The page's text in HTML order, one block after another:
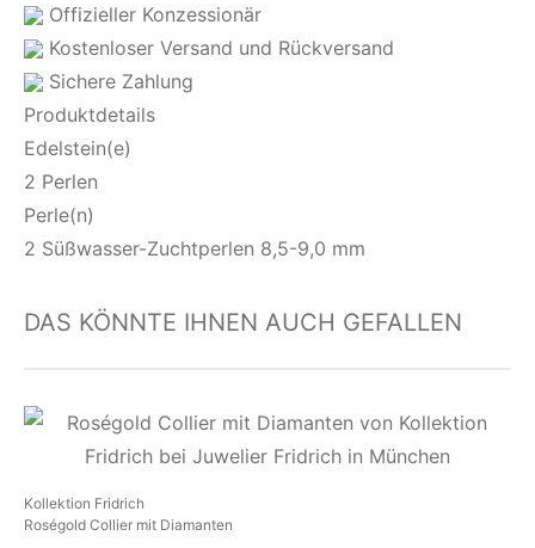
Offizieller Konzessionär
Kostenloser Versand und Rückversand
Sichere Zahlung
Produktdetails
Edelstein(e)
2 Perlen
Perle(n)
2 Süßwasser-Zuchtperlen 8,5-9,0 mm
DAS KÖNNTE IHNEN AUCH GEFALLEN
Kollektion Fridrich
Roségold Collier mit Diamanten